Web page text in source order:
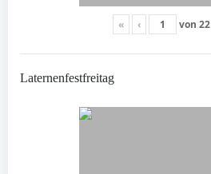
« ‹ von 22
Laternenfestfreitag